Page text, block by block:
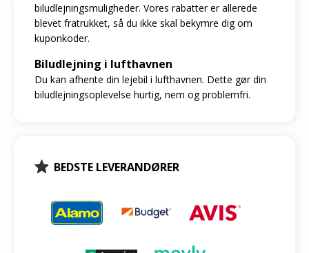
biludlejningsmuligheder. Vores rabatter er allerede
blevet fratrukket, så du ikke skal bekymre dig om
kuponkoder.
Biludlejning i lufthavnen
Du kan afhente din lejebil i lufthavnen. Dette gør din
biludlejningsoplevelse hurtig, nem og problemfri.
BEDSTE LEVERANDØRER